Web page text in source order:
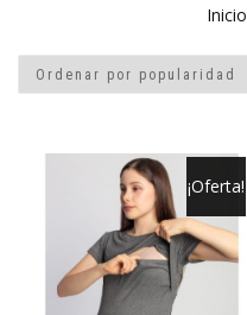
Inicio
¡Oferta!